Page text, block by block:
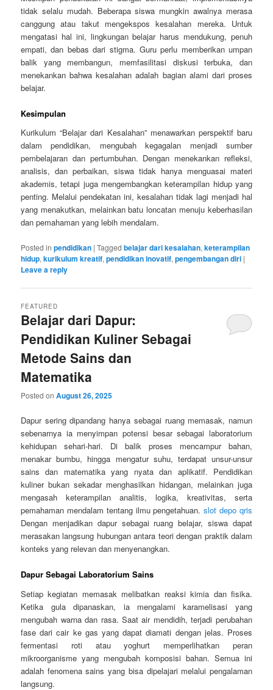
tidak selalu mudah. Beberapa siswa mungkin awalnya merasa
canggung atau takut mengekspos kesalahan mereka. Untuk
mengatasi hal ini, lingkungan belajar harus mendukung, penuh
empati, dan bebas dari stigma. Guru perlu memberikan umpan
balik yang membangun, memfasilitasi diskusi terbuka, dan
menekankan bahwa kesalahan adalah bagian alami dari proses
belajar.
Kesimpulan
Kurikulum “Belajar dari Kesalahan” menawarkan perspektif baru
dalam pendidikan, mengubah kegagalan menjadi sumber
pembelajaran dan pertumbuhan. Dengan menekankan refleksi,
analisis, dan perbaikan, siswa tidak hanya menguasai materi
akademis, tetapi juga mengembangkan keterampilan hidup yang
penting. Melalui pendekatan ini, kesalahan tidak lagi menjadi hal
yang menakutkan, melainkan batu loncatan menuju keberhasilan
dan pemahaman yang lebih mendalam.
Posted in pendidikan |Tagged belajar dari kesalahan,keterampilan
hidup,kurikulum kreatif,pendidikan inovatif,pengembangan diri |
Leave a reply
Belajar dari Dapur:
Pendidikan Kuliner Sebagai
Metode Sains dan
Matematika
FEATURED
Posted onAugust 26, 2025
Dapur sering dipandang hanya sebagai ruang memasak, namun
sebenarnya ia menyimpan potensi besar sebagai laboratorium
kehidupan sehari-hari. Di balik proses mencampur bahan,
menakar bumbu, hingga mengatur suhu, terdapat unsur-unsur
sains dan matematika yang nyata dan aplikatif. Pendidikan
kuliner bukan sekadar menghasilkan hidangan, melainkan juga
mengasah keterampilan analitis, logika, kreativitas, serta
pemahaman mendalam tentang ilmu pengetahuan.slot depo qris
Dengan menjadikan dapur sebagai ruang belajar, siswa dapat
merasakan langsung hubungan antara teori dengan praktik dalam
konteks yang relevan dan menyenangkan.
Dapur Sebagai Laboratorium Sains
Setiap kegiatan memasak melibatkan reaksi kimia dan fisika.
Ketika gula dipanaskan, ia mengalami karamelisasi yang
mengubah warna dan rasa. Saat air mendidih, terjadi perubahan
fase dari cair ke gas yang dapat diamati dengan jelas. Proses
fermentasi roti atau yoghurt memperlihatkan peran
mikroorganisme yang mengubah komposisi bahan. Semua ini
adalah fenomena sains yang bisa dipelajari melalui pengalaman
langsung.